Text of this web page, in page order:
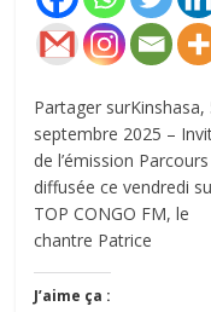
Partager surKinshasa,
septembre 2025 –
de l’émission Parcours
diffusée ce vendredi
TOP CONGO FM, le
chantre Patrice
J’aime ça :